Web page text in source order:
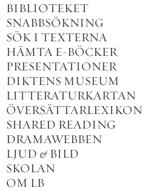
BIBLIOTEKET
SNABBSÖKNING
SÖK I TEXTERNA
HÄMTA E-BÖCKER
PRESENTATIONER
DIKTENS MUSEUM
LITTERATURKARTAN
ÖVERSÄTTARLEXIKON
SHARED READING
DRAMAWEBBEN
LJUD & BILD
SKOLAN
OM LB